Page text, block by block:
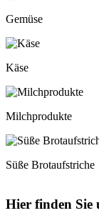
Gemüse
Käse
Milchprodukte
Süße Brotaufstriche
Hier finden Sie